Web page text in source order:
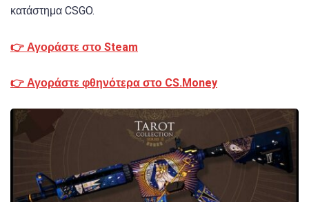
κατάστημα CSGO.
👉 Αγοράστε στο Steam
👉 Αγοράστε φθηνότερα στο CS.Money